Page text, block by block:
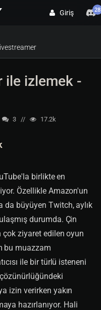
Giriş 28
ile izlemek -
3 17.2k
birlikte en
Özellikle Amazon'un
da büyüyen Twitch, aylık
durumda. Çin
çok ziyaret edilen oyun
bu muazzam
ile bir türlü isteneni
izin verirken yakın
hazırlanıyor. Hali